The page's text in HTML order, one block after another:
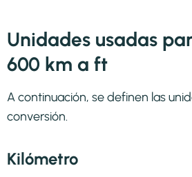
Unidades usadas
600 km a ft
A continuación, se definen las
conversión.
Kilómetro